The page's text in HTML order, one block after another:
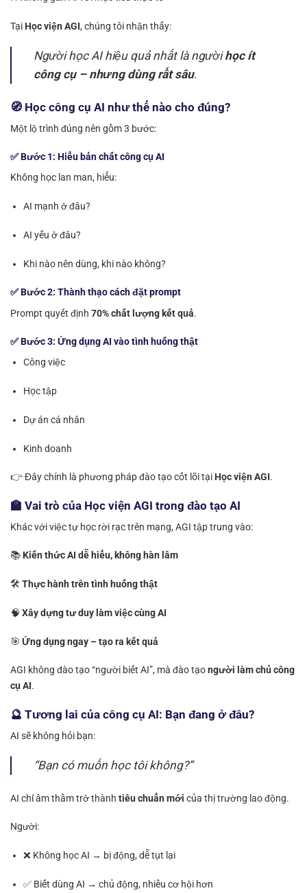
Tại Học viện AGI, chúng tôi nhận thấy:
Người học AI hiệu quả nhất là ngườihọc ít
công cụ – nhưng dùng rất sâu.
🧭 Học công cụ AI như thế nào cho đúng?
Một lộ trình đúng nên gồm 3 bước:
✅ Bước 1: Hiểu bản chất công cụ AI
Không học lan man, hiểu:
AI mạnh ở đâu?
AI yếu ở đâu?
Khi nào nên dùng, khi nào không?
✅ Bước 2: Thành thạo cách đặt prompt
Prompt quyết định 70% chất lượng kết quả.
✅ Bước 3: Ứng dụng AI vào tình huống thật
Công việc
Học tập
Dự án cá nhân
Kinh doanh
👉 Đây chính là phương pháp đào tạo cốt lõi tại Học viện AGI.
🏫 Vai trò của Học viện AGI trong đào tạo AI
Khác với việc tự học rời rạc trên mạng, AGI tập trung vào:
📚 Kiến thức AI dễ hiểu, không hàn lâm
🛠️ Thực hành trên tình huống thật
🧠 Xây dựng tư duy làm việc cùng AI
🎯 Ứng dụng ngay – tạo ra kết quả
AGI không đào tạo “người biết AI”, mà đào tạongười làm chủ công
cụ AI.
🔮 Tương lai của công cụ AI: Bạn đang ở đâu?
AI sẽ không hỏi bạn:
“Bạn có muốn học tôi không?”
AI chỉ âm thầm trở thành tiêu chuẩn mới của thị trường lao động.
Người:
❌ Không học AI → bị động, dễ tụt lại
✅ Biết dùng AI → chủ động, nhiều cơ hội hơn